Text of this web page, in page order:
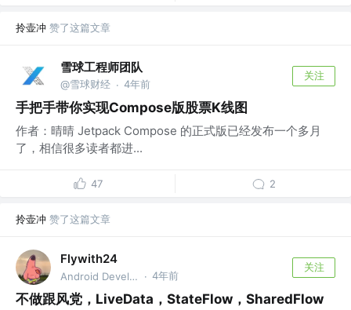
拎壶冲 赞了这篇文章
雪球工程师团队
@雪球财经 · 4年前
关注
手把手带你实现Compose版股票K线图
作者：晴晴 Jetpack Compose 的正式版已经发布一个多月
了，相信很多读者都进...
47 2
拎壶冲 赞了这篇文章
Flywith24
Android Developer · 4年前
关注
不做跟风党，LiveData，StateFlow，SharedFlow